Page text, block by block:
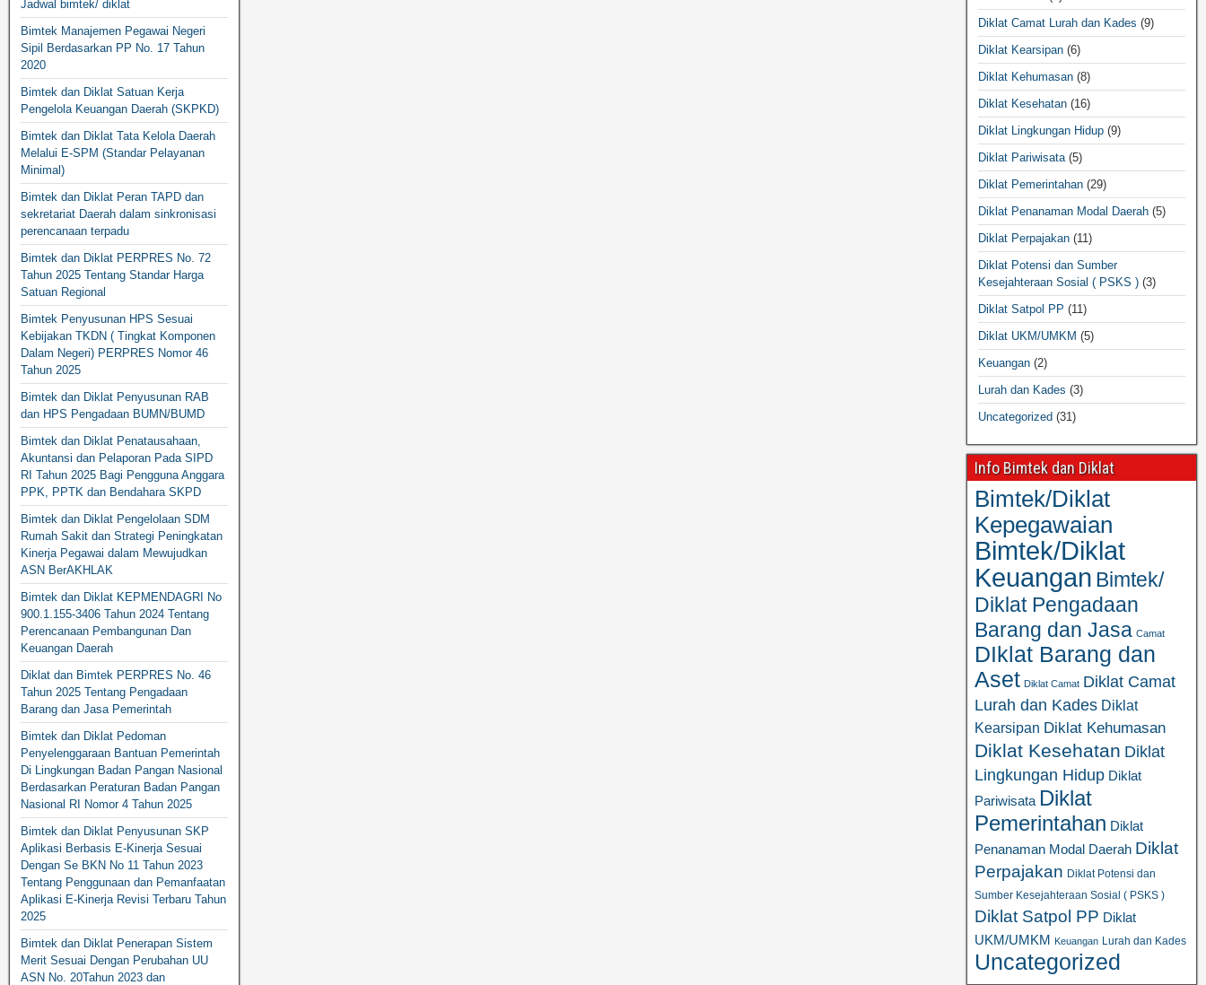
Jadwal bimtek/ diklat
Bimtek Manajemen Pegawai Negeri
Sipil Berdasarkan PP No. 17 Tahun
2020
Bimtek dan Diklat Satuan Kerja
Pengelola Keuangan Daerah (SKPKD)
Bimtek dan Diklat Tata Kelola Daerah
Melalui E-SPM (Standar Pelayanan
Minimal)
Bimtek dan Diklat Peran TAPD dan
sekretariat Daerah dalam sinkronisasi
perencanaan terpadu
Bimtek dan Diklat PERPRES No. 72
Tahun 2025 Tentang Standar Harga
Satuan Regional
Bimtek Penyusunan HPS Sesuai
Kebijakan TKDN ( Tingkat Komponen
Dalam Negeri) PERPRES Nomor 46
Tahun 2025
Bimtek dan Diklat Penyusunan RAB
dan HPS Pengadaan BUMN/BUMD
Bimtek dan Diklat Penatausahaan,
Akuntansi dan Pelaporan Pada SIPD
RI Tahun 2025 Bagi Pengguna Anggara
PPK, PPTK dan Bendahara SKPD
Bimtek dan Diklat Pengelolaan SDM
Rumah Sakit dan Strategi Peningkatan
Kinerja Pegawai dalam Mewujudkan
ASN BerAKHLAK
Bimtek dan Diklat KEPMENDAGRI No
900.1.155-3406 Tahun 2024 Tentang
Perencanaan Pembangunan Dan
Keuangan Daerah
Diklat dan Bimtek PERPRES No. 46
Tahun 2025 Tentang Pengadaan
Barang dan Jasa Pemerintah
Bimtek dan Diklat Pedoman
Penyelenggaraan Bantuan Pemerintah
Di Lingkungan Badan Pangan Nasional
Berdasarkan Peraturan Badan Pangan
Nasional RI Nomor 4 Tahun 2025
Bimtek dan Diklat Penyusunan SKP
Aplikasi Berbasis E-Kinerja Sesuai
Dengan Se BKN No 11 Tahun 2023
Tentang Penggunaan dan Pemanfaatan
Aplikasi E-Kinerja Revisi Terbaru Tahun
2025
Bimtek dan Diklat Penerapan Sistem
Merit Sesuai Dengan Perubahan UU
ASN No. 20Tahun 2023 dan
Diklat Camat Lurah dan Kades (9)
Diklat Kearsipan (6)
Diklat Kehumasan (8)
Diklat Kesehatan (16)
Diklat Lingkungan Hidup (9)
Diklat Pariwisata(5)
Diklat Pemerintahan (29)
Diklat Penanaman Modal Daerah (5)
Diklat Perpajakan (11)
Diklat Potensi dan Sumber
Kesejahteraan Sosial ( PSKS ) (3)
Diklat Satpol PP (11)
Diklat UKM/UMKM (5)
Keuangan (2)
Lurah dan Kades (3)
Uncategorized (31)
Info Bimtek dan Diklat
Bimtek/Diklat
Kepegawaian
Bimtek/Diklat
Keuangan Bimtek/
Diklat Pengadaan
Barang dan Jasa Camat
DIklat Barang dan
Aset Diklat Camat Diklat Camat
Lurah dan Kades Diklat
Kearsipan Diklat Kehumasan
Diklat Kesehatan Diklat
Lingkungan Hidup Diklat
Pariwisata Diklat
Pemerintahan Diklat
Penanaman Modal Daerah Diklat
Perpajakan Diklat Potensi dan
Sumber Kesejahteraan Sosial ( PSKS )
Diklat Satpol PP Diklat
UKM/UMKM
Keuangan Lurah dan Kades
Uncategorized